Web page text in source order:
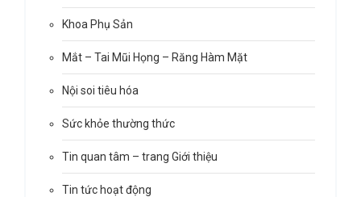
Khoa Phụ Sản
Mắt – Tai Mũi Họng – Răng Hàm Mặt
Nội soi tiêu hóa
Sức khỏe thường thức
Tin quan tâm – trang Giới thiệu
Tin tức hoạt động